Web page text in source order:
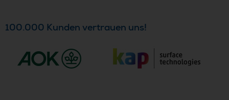
100.000 Kunden vertrauen uns!